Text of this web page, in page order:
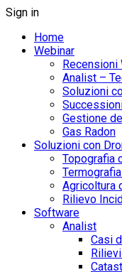
Sign in
Home
Webinar
Recensioni
Analist –
Soluzioni
Gestione
Gas Radon
Soluzioni con
Topografia
Agricoltura
Rilievo
Software
Analist
Casi